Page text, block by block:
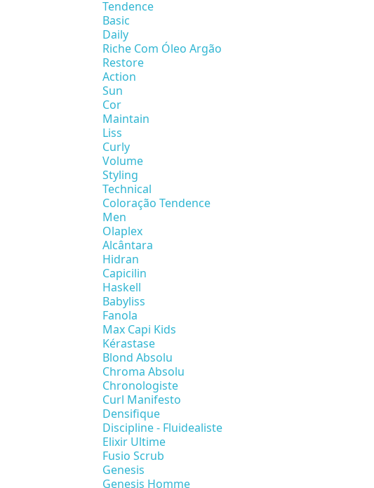
Tendence
Basic
Daily
Riche Com Óleo Argão
Restore
Action
Sun
Cor
Maintain
Liss
Curly
Volume
Styling
Technical
Coloração Tendence
Men
Olaplex
Alcântara
Hidran
Capicilin
Haskell
Babyliss
Fanola
Max Capi Kids
Kérastase
Blond Absolu
Chroma Absolu
Chronologiste
Curl Manifesto
Densifique
Discipline - Fluidealiste
Elixir Ultime
Fusio Scrub
Genesis
Genesis Homme